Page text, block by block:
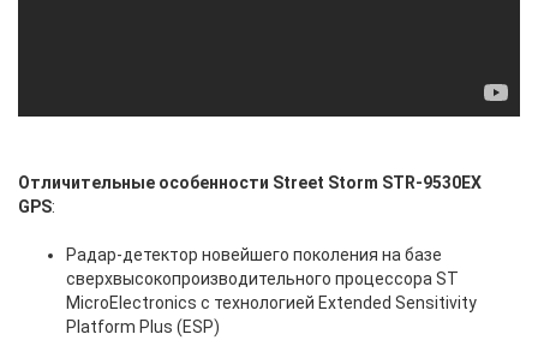
Отличительные особенности Street Storm STR-9530EX
GPS:
Радар-детектор новейшего поколения на базе
сверхвысокопроизводительного процессора ST
MicroElectronics с технологией Extended Sensitivity
Platform Plus (ESP)